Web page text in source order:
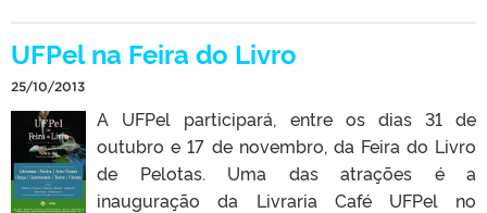
UFPel na Feira do Livro
25/10/2013
A UFPel participará, entre os dias 31 de
outubro e 17 de novembro, da Feira do Livro
de Pelotas. Uma das atrações é a
inauguração da Livraria Café UFPel no